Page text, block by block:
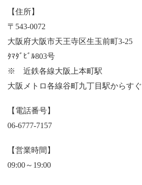
【住所】
〒543-0072
大阪府大阪市天王寺区生玉前町3-25
ﾀﾏﾀﾞﾋﾞﾙ803号
※ 近鉄各線大阪上本町駅
大阪メトロ各線谷町九丁目駅からすぐ
【電話番号】
06-6777-7157
【営業時間】
09:00～19:00